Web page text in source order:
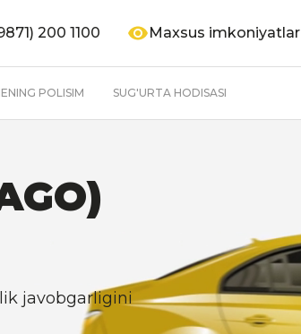
200 1100 Maxsus imkoniyatlar
POLISIM SUG'URTA HODISASI
javobgarligini